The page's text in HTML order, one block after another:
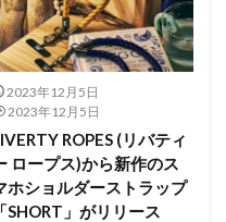
2023年12月5日
2023年12月5日
ROPES (リバティ
ロープス)から新作のス
ホショルダーストラップ
「SHORT」がリリース